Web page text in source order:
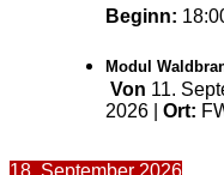
Beginn:
Modul
Von 11.
2026
Ort: